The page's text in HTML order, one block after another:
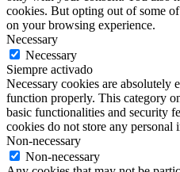
cookies. But opting out of some
on your browsing experience.
Necessary
Necessary
Siempre activado
Necessary cookies are absolutely
function properly. This category
basic functionalities and security
cookies do not store any personal
Non-necessary
Non-necessary